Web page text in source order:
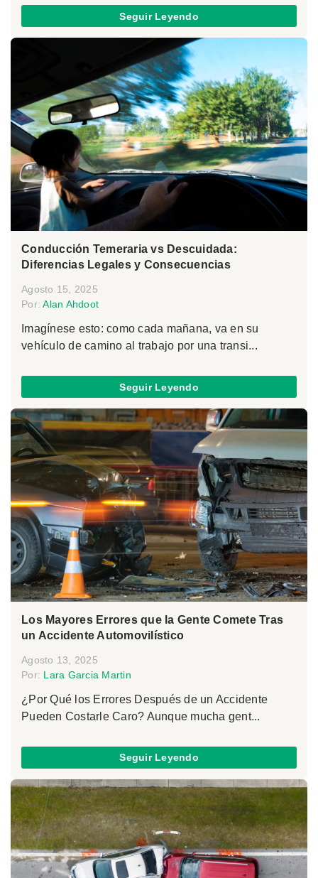
Seguir Leyendo
Conducción Temeraria vs Descuidada:
Diferencias Legales y Consecuencias
Agosto 15, 2025
Por:Alan Ahdoot
Imagínese esto: como cada mañana, va en su
vehículo de camino al trabajo por una transi...
Seguir Leyendo
Los Mayores Errores que la Gente Comete Tras
un Accidente Automovilístico
Agosto 13, 2025
Por: Lara Garcia Martin
¿Por Qué los Errores Después de un Accidente
Pueden Costarle Caro? Aunque mucha gent...
Seguir Leyendo